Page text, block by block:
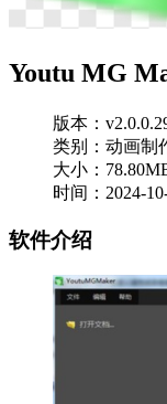
Youtu MG
版本：
类别：动画制
大小：
时间：2024-
软件介绍